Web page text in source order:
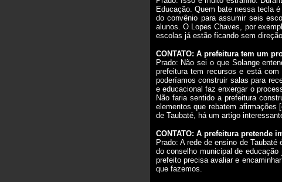
Educação. Quem bate nessa tecla
do convênio para assumir seis
alunos. O Lopes Chaves, por
escolas já estão ficando sem
CONTATO: A prefeitura tem um
Prado: Não sei o que Solange
prefeitura tem recursos e está
poderíamos construir salas para
e educacional faz enxergar o
Não faria sentido a prefeitura
elementos que rebatem afirmações
de Taubaté, há um artigo
CONTATO: A prefeitura pretende
Prado: A rede de ensino de
do conselho municipal de
prefeito precisa avaliar e
que fazemos.